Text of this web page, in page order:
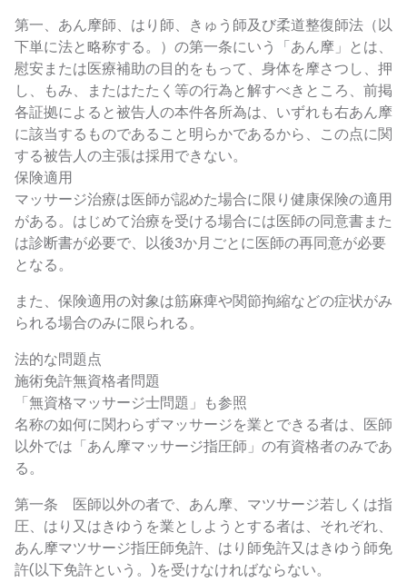
第一、あん摩師、はり師、きゅう師及び柔道整復師法（以
下単に法と略称する。）の第一条にいう「あん摩」とは、
慰安または医療補助の目的をもって、身体を摩さつし、押
し、もみ、またはたたく等の行為と解すべきところ、前掲
各証拠によると被告人の本件各所為は、いずれも右あん摩
に該当するものであること明らかであるから、この点に関
する被告人の主張は採用できない。
保険適用
マッサージ治療は医師が認めた場合に限り健康保険の適用
がある。はじめて治療を受ける場合には医師の同意書また
は診断書が必要で、以後3か月ごとに医師の再同意が必要
となる。
また、保険適用の対象は筋麻痺や関節拘縮などの症状がみ
られる場合のみに限られる。
法的な問題点
施術免許無資格者問題
「無資格マッサージ士問題」も参照
名称の如何に関わらずマッサージを業とできる者は、医師
以外では「あん摩マッサージ指圧師」の有資格者のみであ
る。
第一条 医師以外の者で、あん摩、マツサージ若しくは指
圧、はり又はきゆうを業としようとする者は、それぞれ、
あん摩マツサージ指圧師免許、はり師免許又はきゆう師免
許(以下免許という。)を受けなければならない。